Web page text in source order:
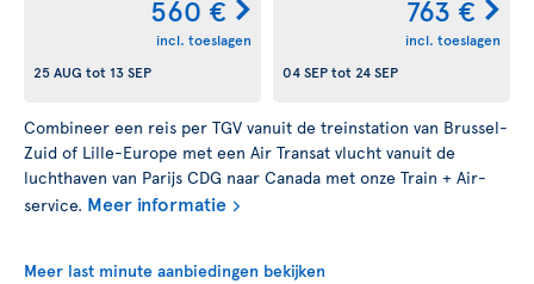
560 €
incl. toeslagen
25 AUG tot 13 SEP
763 €
incl. toeslagen
04 SEPtot 24 SEP
Combineer een reis per TGV vanuit de treinstation van Brussel-
Zuid of Lille-Europe met een Air Transat vlucht vanuit de
luchthaven van Parijs CDG naar Canada met onze Train + Air-
service. Meer informatie
Meer last minute aanbiedingen bekijken